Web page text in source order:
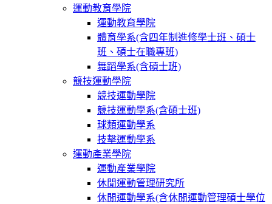
運動教育學院
運動教育學院
體育學系(含四年制進修學士班、碩士
班、碩士在職專班)
舞蹈學系(含碩士班)
競技運動學院
競技運動學院
競技運動學系(含碩士班)
球類運動學系
技擊運動學系
運動產業學院
運動產業學院
休閒運動管理研究所
休閒運動學系(含休閒運動管理碩士學位